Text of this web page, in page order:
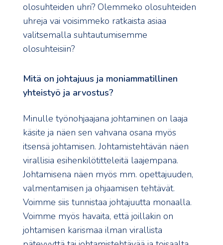
olosuhteiden uhri? Olemmeko olosuhteiden
uhreja vai voisimmeko ratkaista asiaa
valitsemalla suhtautumisemme
olosuhteisiin?
Mitä on johtajuus ja moniammatillinen
yhteistyö ja arvostus?
Minulle työnohjaajana johtaminen on laaja
käsite ja näen sen vahvana osana myös
itsensä johtamisen. Johtamistehtävän näen
virallisia esihenkilötitteleitä laajempana.
Johtamisena näen myös mm. opettajuuden,
valmentamisen ja ohjaamisen tehtävät.
Voimme siis tunnistaa johtajuutta monaalla.
Voimme myös havaita, että joillakin on
johtamisen karismaa ilman virallista